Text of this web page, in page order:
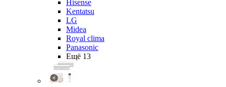
Hisense
Kentatsu
LG
Midea
Royal clima
Panasonic
Ещё 13